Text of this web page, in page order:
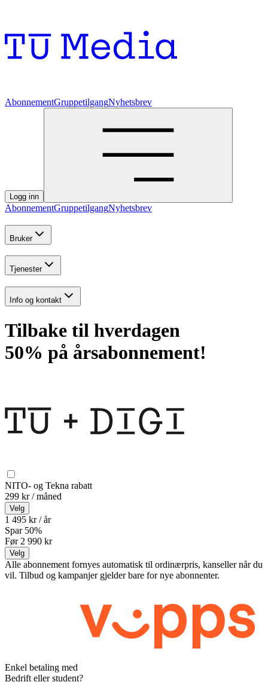
AbonnementGruppetilgangNyhetsbrev
Logg inn
AbonnementGruppetilgangNyhetsbrev
Bruker
Tjenester
Info og kontakt
Tilbake til hverdagen
50% på årsabonnement!
NITO- og Tekna rabatt
299 kr / måned
Velg
1 495 kr / år
Spar 50%
Før 2 990 kr
Velg
Alle abonnement fornyes automatisk til ordinærpris, kanseller når du
vil. Tilbud og kampanjer gjelder bare for nye abonnenter.
Enkel betaling med
Bedrift eller student?